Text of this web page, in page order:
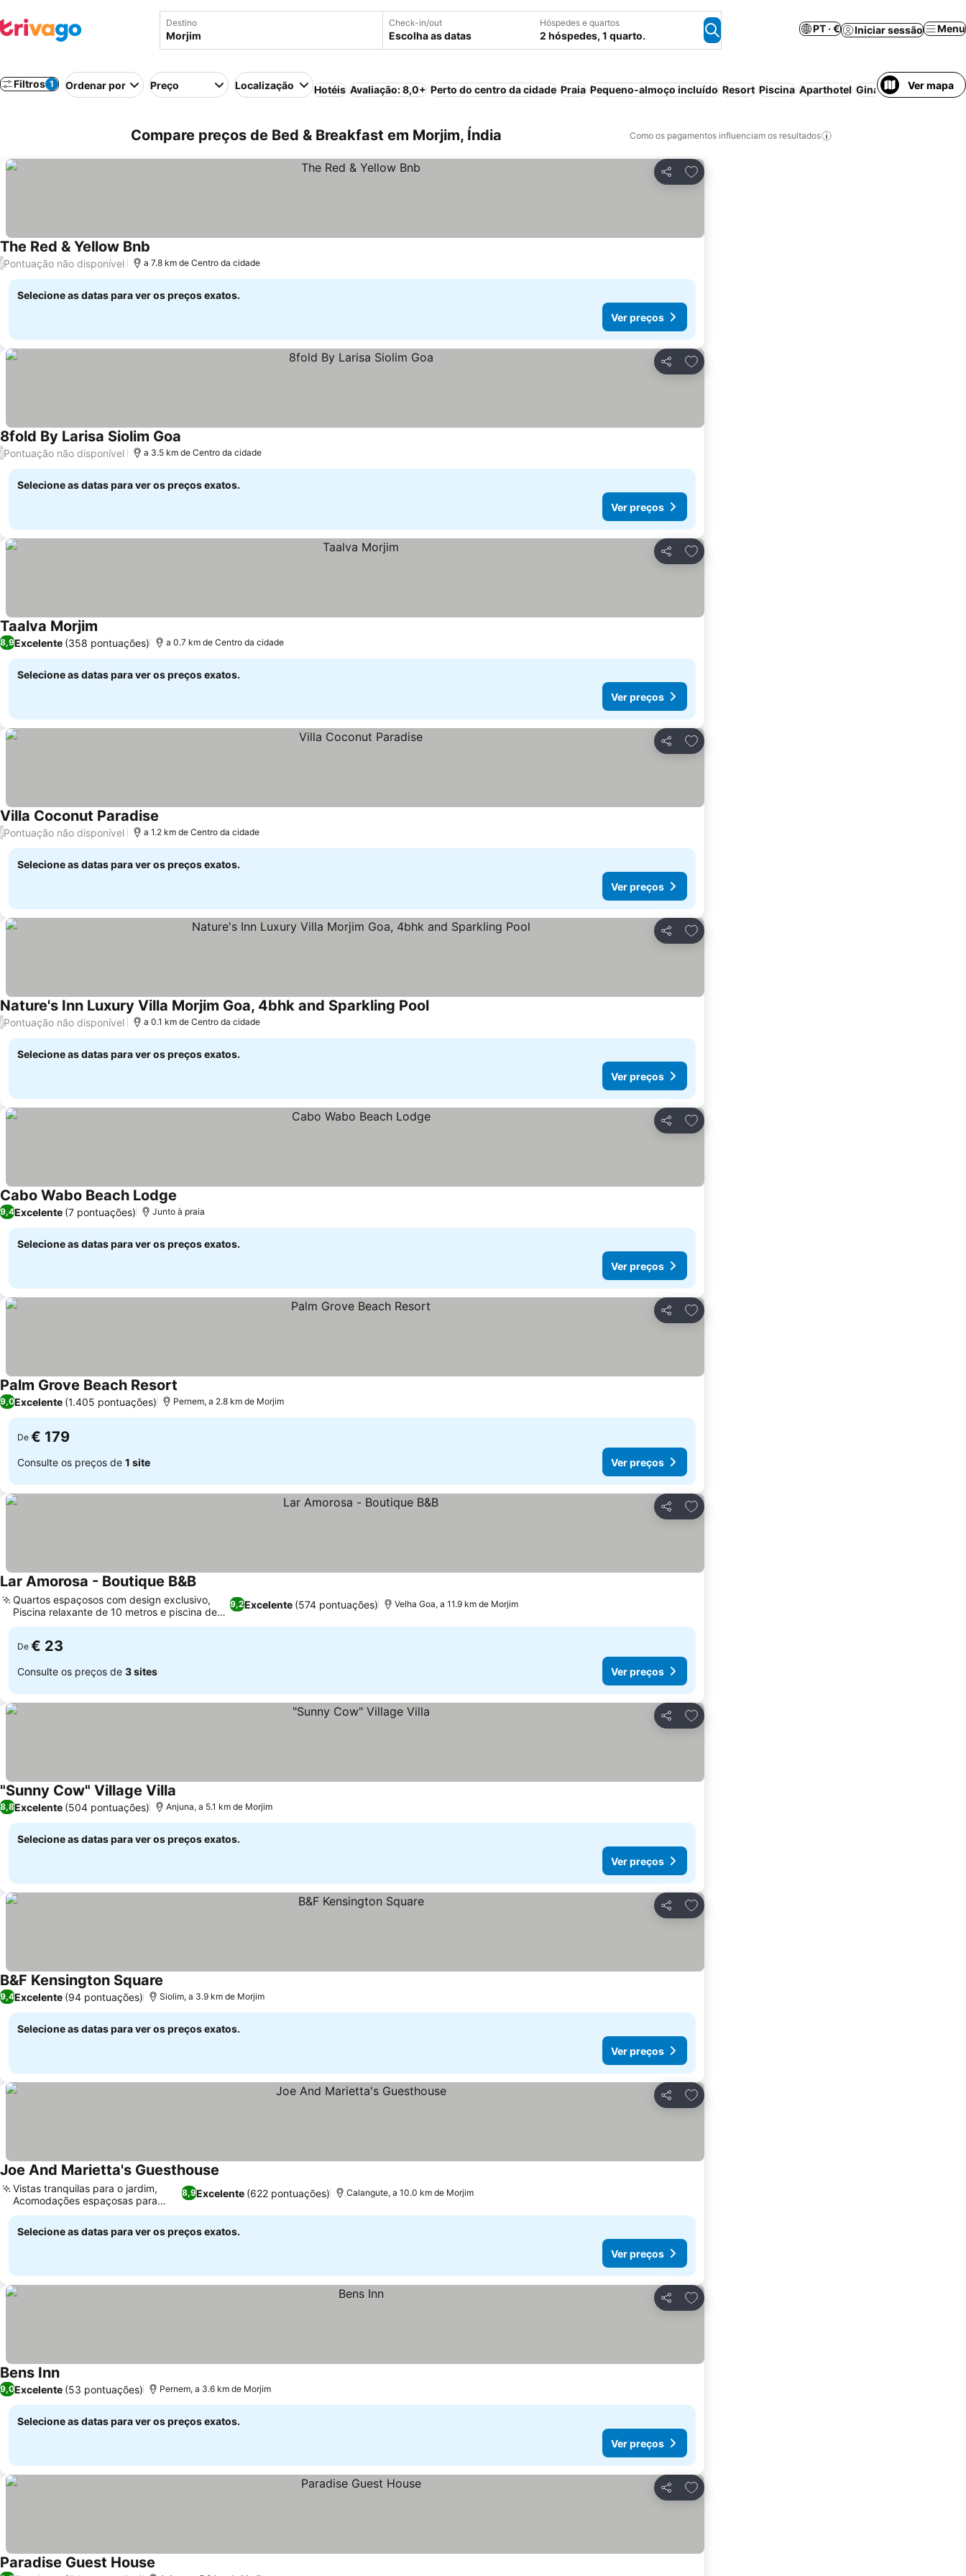
Destino Check-in/out
Escolha as datas
Hóspedes e quartos
2 hóspedes, 1 quarto.
PT · € Iniciar sessão Menu
Filtros 1 Ordenar por Preço Localização Hotéis Avaliação: 8,0+ Perto do centro da cidade Praia Pequeno-almoço incluído Resort Piscina Aparthotel Ginásio Wi-fi Bed &
Ver mapa
Compare preços de Bed & Breakfast em Morjim, Índia Como os pagamentos influenciam os resultados
Partilhar
Adicionar aos favoritos
The Red & Yellow Bnb
/Pontuação não disponível a 7.8 km de Centro da cidade
Selecione as datas para ver os preços exatos.
Ver preços
Partilhar
Adicionar aos favoritos
8fold By Larisa Siolim Goa
/Pontuação não disponível a 3.5 km de Centro da cidade
Selecione as datas para ver os preços exatos.
Ver preços
Partilhar
Adicionar aos favoritos
Taalva Morjim
8,9Excelente (358 pontuações) a 0.7 km de Centro da cidade
Selecione as datas para ver os preços exatos.
Ver preços
Partilhar
Adicionar aos favoritos
Villa Coconut Paradise
/Pontuação não disponível a 1.2 km de Centro da cidade
Selecione as datas para ver os preços exatos.
Ver preços
Partilhar
Adicionar aos favoritos
Nature's Inn Luxury Villa Morjim Goa, 4bhk and Sparkling Pool
/Pontuação não disponível a 0.1 km de Centro da cidade
Selecione as datas para ver os preços exatos.
Ver preços
Partilhar
Adicionar aos favoritos
Cabo Wabo Beach Lodge
9,4Excelente (7 pontuações) Junto à praia
Selecione as datas para ver os preços exatos.
Ver preços
Partilhar
Adicionar aos favoritos
Palm Grove Beach Resort
9,0Excelente (1.405 pontuações) Pernem, a 2.8 km de Morjim
De € 179
Consulte os preços de 1 site Ver preços
Partilhar
Adicionar aos favoritos
Lar Amorosa - Boutique B&B
9,2Excelente (574 pontuações)
Quartos espaçosos com design exclusivo,
Piscina relaxante de 10 metros e piscina de
hidromassagem
Velha Goa, a 11.9 km de Morjim
De € 23
Consulte os preços de 3 sites Ver preços
Partilhar
Adicionar aos favoritos
"Sunny Cow" Village Villa
8,8Excelente (504 pontuações) Anjuna, a 5.1 km de Morjim
Selecione as datas para ver os preços exatos.
Ver preços
Partilhar
Adicionar aos favoritos
B&F Kensington Square
9,4Excelente (94 pontuações) Siolim, a 3.9 km de Morjim
Selecione as datas para ver os preços exatos.
Ver preços
Partilhar
Adicionar aos favoritos
Joe And Marietta's Guesthouse
8,9Excelente (622 pontuações)
Vistas tranquilas para o jardim,
Acomodações espaçosas para
famílias
Calangute, a 10.0 km de Morjim
Selecione as datas para ver os preços exatos.
Ver preços
Partilhar
Adicionar aos favoritos
Bens Inn
9,0Excelente (53 pontuações) Pernem, a 3.6 km de Morjim
Selecione as datas para ver os preços exatos.
Ver preços
Partilhar
Adicionar aos favoritos
Paradise Guest House